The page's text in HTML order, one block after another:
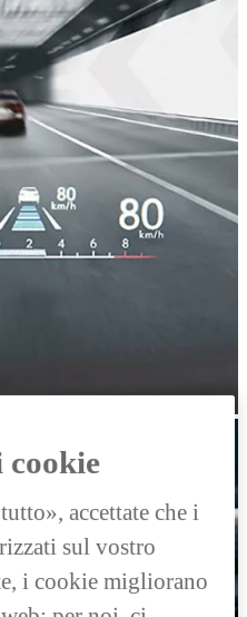
accettate che i
sul vostro
i cookie migliorano